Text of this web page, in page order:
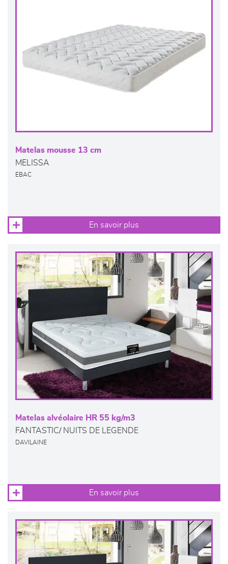
Matelas mousse 13 cm
MELISSA
EBAC
En savoir plus
Matelas alvéolaire HR 55 kg/m3
FANTASTIC/ NUITS DE LEGENDE
DAVILAINE
En savoir plus